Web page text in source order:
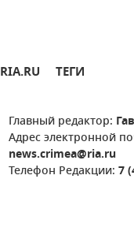
RIA.RU ТЕГИ
Главный редактор:
Адрес электронной
news.crimea@ria.ru
Телефон Редакции: 7